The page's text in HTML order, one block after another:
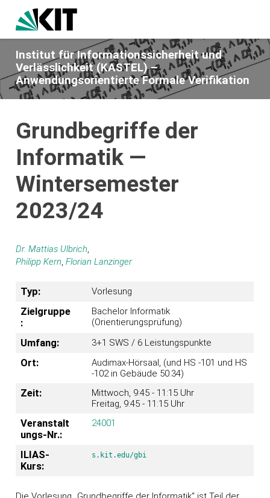
Institut für Informationssicherheit und
Verlässlichkeit (KASTEL) –
Anwendungsorientierte Formale Verifikation
Grundbegriffe der
Informatik —
Wintersemester
2023/24
Dr. Mattias Ulbrich,
Philipp Kern,Florian Lanzinger
Typ: Vorlesung
Zielgruppe
:
Bachelor Informatik
(Orientierungsprüfung)
Umfang: 3+1 SWS / 6 Leistungspunkte
Ort:
Audimax-Hörsaal, (und HS -101 und HS
-102 in Gebäude 50.34)
Zeit:
Mittwoch, 9:45 - 11:15 Uhr
Freitag, 9:45 - 11:15 Uhr
Veranstalt
ungs-Nr.:
24001
ILIAS-
Kurs:
s.kit.edu/gbi